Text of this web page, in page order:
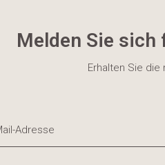
Melden Sie sich
Erhalten Sie